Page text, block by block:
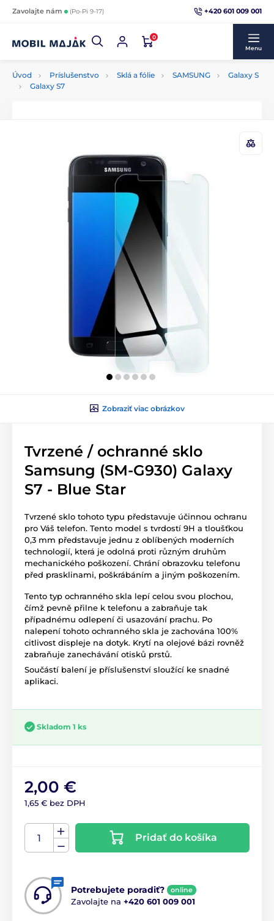
Zavolajte nám (Po-Pi 9-17) +420 601 009 001
0
Menu
Úvod Príslušenstvo Sklá a fólie SAMSUNG
Galaxy S
Galaxy S7
Zobraziť viac obrázkov
Tvrzené / ochranné sklo
Samsung (SM-G930) Galaxy
S7 - Blue Star
Tvrzené sklo tohoto typu představuje účinnou ochranu
pro Váš telefon. Tento model s tvrdostí 9H a tloušťkou
0,3 mm představuje jednu z oblíbených moderních
technologií, která je odolná proti různým druhům
mechanického poškození. Chrání obrazovku telefonu
před prasklinami, poškrábáním a jiným poškozením.
Tento typ ochranného skla lepí celou svou plochou,
čímž pevně přilne k telefonu a zabraňuje tak
případnému odlepení či usazování prachu. Po
nalepení tohoto ochranného skla je zachována 100%
citlivost displeje na dotyk. Krytí na olejové bázi rovněž
zabraňuje zanechávání otisků prstů.
Součástí balení je příslušenství sloužící ke snadné
aplikaci.
Skladom 1 ks
2,00 €
1,65 € bez DPH
Pridať do košíka
Potrebujete poradiť? online
Zavolajte na +420 601 009 001